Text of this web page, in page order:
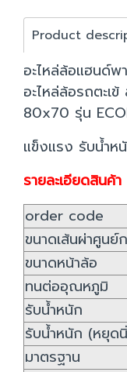
Product
อะไหล่ล้อแฮนด์
อะไหล่ล้อรถตะเ
80x70 รุ่น
แข็งแรง รับน้ำห
รายละเอียดสินค้า
order code
ขนาดเส้นผ่าศูนย์
ขนาดหน้าล้อ
ทนต่ออุณหภูมิ
รับน้ำหนัก
รับน้ำหนัก (หยุด
มาตรฐาน